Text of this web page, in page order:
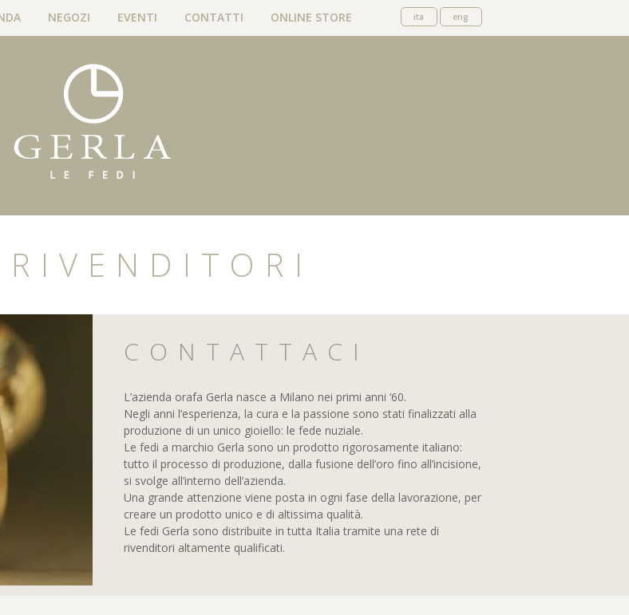
NEGOZI EVENTI CONTATTI ONLINE STORE ita eng
CONTATTACI
L’azienda orafa Gerla nasce a Milano nei primi anni ‘60.
Negli anni l’esperienza, la cura e la passione sono stati finalizzati alla
produzione di un unico gioiello: le fede nuziale.
Le fedi a marchio Gerla sono un prodotto rigorosamente italiano:
tutto il processo di produzione, dalla fusione dell’oro fino all’incisione,
si svolge all’interno dell’azienda.
Una grande attenzione viene posta in ogni fase della lavorazione, per
creare un prodotto unico e di altissima qualità.
Le fedi Gerla sono distribuite in tutta Italia tramite una rete di
rivenditori altamente qualificati.